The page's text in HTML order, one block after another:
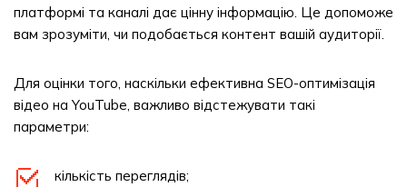
платформі та каналі дає цінну інформацію. Це допоможе
вам зрозуміти, чи подобається контент вашій аудиторії.
Для оцінки того, наскільки ефективна SEO-оптимізація
відео на YouTube, важливо відстежувати такі
параметри:
кількість переглядів;